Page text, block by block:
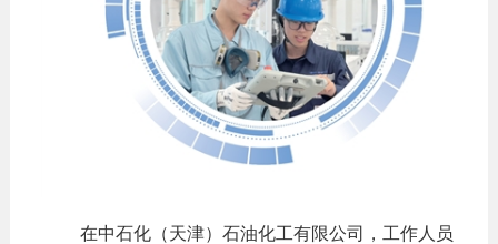
在中石化（天津）石油化工有限公司，工作人员